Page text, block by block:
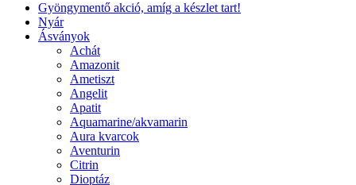
Gyöngymentő akció, amíg a készlet tart!
Nyár
Ásványok
Achát
Amazonit
Ametiszt
Angelit
Apatit
Aquamarine/akvamarin
Aura kvarcok
Aventurin
Citrin
Dioptáz